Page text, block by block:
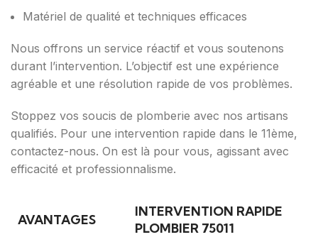
Matériel de qualité et techniques efficaces
Nous offrons un service réactif et vous soutenons
durant l’intervention. L’objectif est une expérience
agréable et une résolution rapide de vos problèmes.
Stoppez vos soucis de plomberie avec nos artisans
qualifiés. Pour une intervention rapide dans le 11ème,
contactez-nous. On est là pour vous, agissant avec
efficacité et professionnalisme.
AVANTAGES
INTERVENTION RAPIDE
PLOMBIER 75011